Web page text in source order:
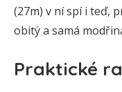
(27m) v ní spí i teď,
obitý a samá
Praktické